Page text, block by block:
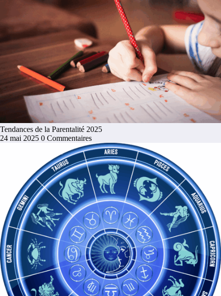
Tendances de la Parentalité 2025
24 mai 2025 0 Commentaires